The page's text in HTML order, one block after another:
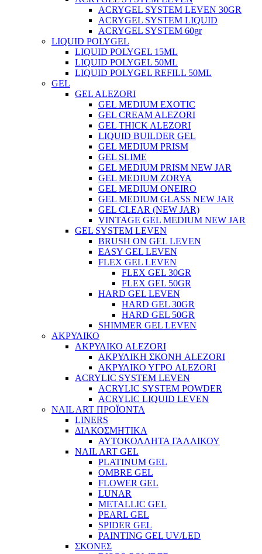
ACRYGEL SYSTEM LEVEN 30GR
ACRYGEL SYSTEM LIQUID
ACRYGEL SYSTEM 60gr
LIQUID POLYGEL
LIQUID POLYGEL 15ML
LIQUID POLYGEL 50ML
LIQUID POLYGEL REFILL 50ML
GEL
GEL ALEZORI
GEL MEDIUM EXOTIC
GEL CREAM ALEZORI
GEL THICK ALEZORI
LIQUID BUILDER GEL
GEL MEDIUM PRISM
GEL SLIME
GEL MEDIUM PRISM NEW JAR
GEL MEDIUM ZORYA
GEL MEDIUM ONEIRO
GEL MEDIUM GLASS NEW JAR
GEL CLEAR (NEW JAR)
VINTAGE GEL MEDIUM NEW JAR
GEL SYSTEM LEVEN
BRUSH ON GEL LEVEN
EASY GEL LEVEN
FLEX GEL LEVEN
FLEX GEL 30GR
FLEX GEL 50GR
HARD GEL LEVEN
HARD GEL 30GR
HARD GEL 50GR
SHIMMER GEL LEVEN
ΑΚΡΥΛΙΚΟ
ΑΚΡΥΛΙΚΟ ALEZORI
ΑΚΡΥΛΙΚΗ ΣΚΟΝΗ ALEZORI
ΑΚΡΥΛΙΚΟ ΥΓΡΟ ALEZORI
ACRYLIC SYSTEM LEVEN
ACRYLIC SYSTEM POWDER
ACRYLIC LIQUID LEVEN
NAIL ART ΠΡΟΪΟΝΤΑ
LINERS
ΔΙΑΚΟΣΜΗΤΙΚΑ
ΑΥΤΟΚΟΛΛΗΤΑ ΓΑΛΛΙΚΟΥ
NAIL ART GEL
PLATINUM GEL
OMBRE GEL
FLOWER GEL
LUNAR
METALLIC GEL
PEARL GEL
SPIDER GEL
PAINTING GEL UV/LED
ΣΚΟΝΕΣ